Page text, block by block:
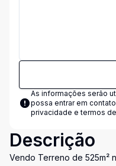
As informações serão
possa entrar em
privacidade e termos
Descrição
Vendo Terreno de 525m²